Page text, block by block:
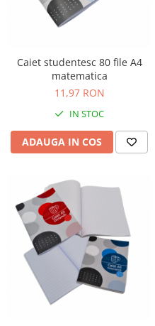
Caiet studentesc 80 file A4
matematica
11,97 RON
IN STOC
ADAUGA IN COS